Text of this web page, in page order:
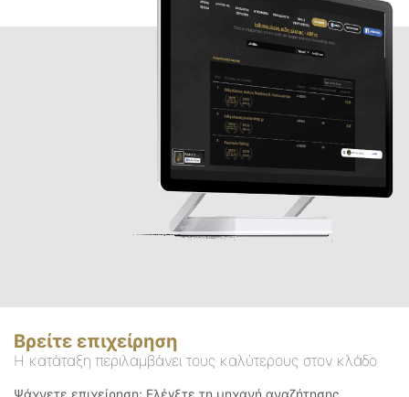
Βρείτε επιχείρηση
Η κατάταξη περιλαμβάνει τους καλύτερους στον κλάδο
Ψάχνετε επιχείρηση; Ελέγξτε τη μηχανή αναζήτησης.